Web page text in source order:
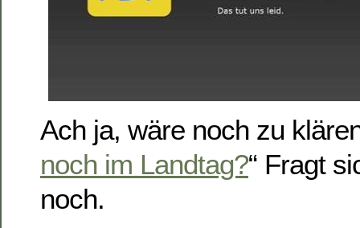
Ach ja, wäre noch zu
noch im Landtag?“ Fragt
noch.